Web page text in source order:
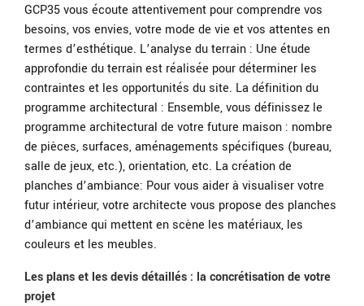
GCP35 vous écoute attentivement pour comprendre vos
besoins, vos envies, votre mode de vie et vos attentes en
termes d’esthétique. L’analyse du terrain : Une étude
approfondie du terrain est réalisée pour déterminer les
contraintes et les opportunités du site. La définition du
programme architectural : Ensemble, vous définissez le
programme architectural de votre future maison : nombre
de pièces, surfaces, aménagements spécifiques (bureau,
salle de jeux, etc.), orientation, etc. La création de
planches d’ambiance: Pour vous aider à visualiser votre
futur intérieur, votre architecte vous propose des planches
d’ambiance qui mettent en scène les matériaux, les
couleurs et les meubles.
Les plans et les devis détaillés : la concrétisation de votre
projet